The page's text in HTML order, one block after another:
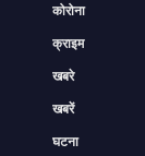
कोरोना
क्राइम
खबरे
खबरें
घटना